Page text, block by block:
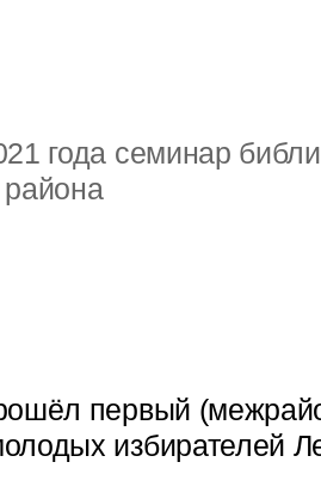
года семинар
района
первый
избирателей